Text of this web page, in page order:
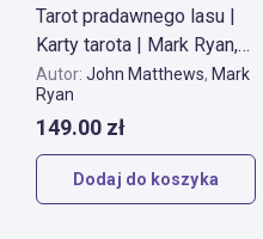
Dodaj do koszyka
Tarot pradawnego lasu |
Karty tarota | Mark Ryan,
John Matthews
Autor: John Matthews, Mark
Ryan
149.00 zł